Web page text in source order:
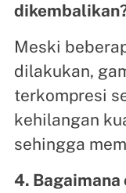
Meski
dilakukan,
terkompresi
kehilangan
sehingga
4.